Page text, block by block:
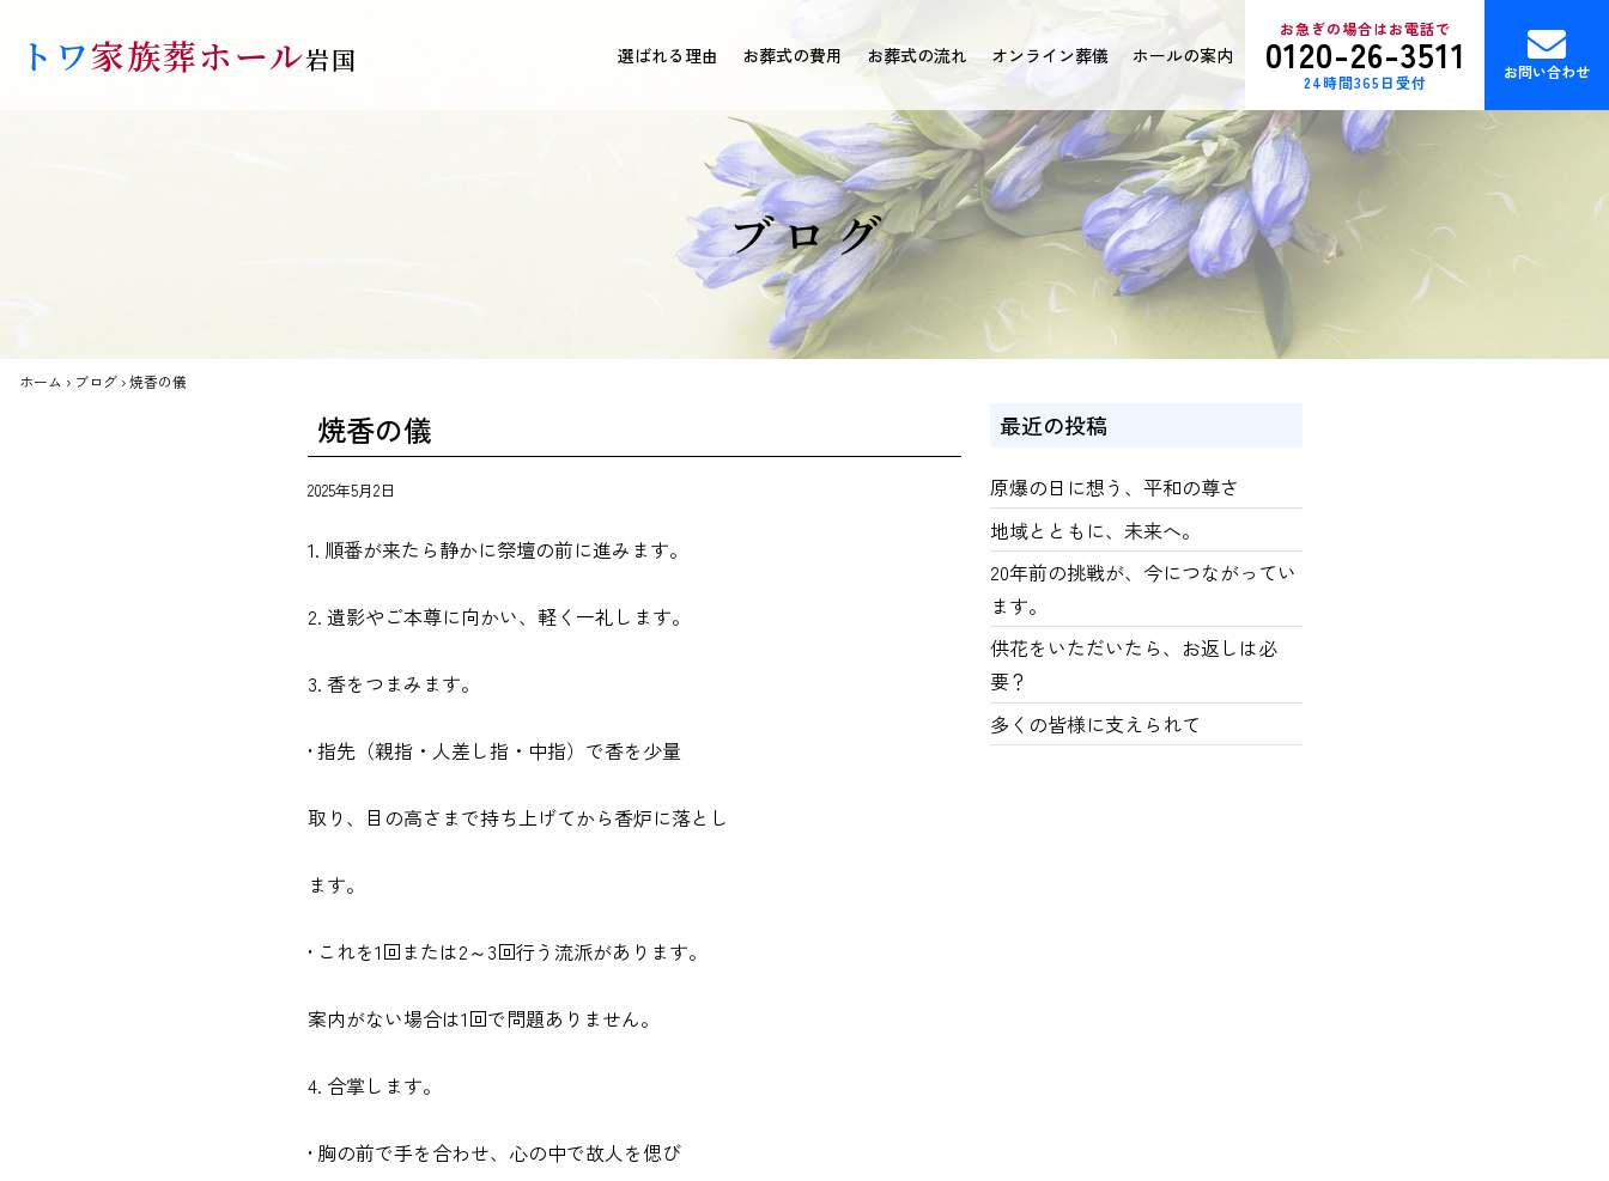
トワ家族葬ホール岩国 選ばれる理由 お葬式の費用 お葬式の流れ オンライン葬儀 ホールの案内
お急ぎの場合はお電話で
0120-26-3511
24時間365日受付
お問い合わせ
ブログ
ホーム › ブログ ›焼香の儀
焼香の儀
2025年5月2日
1. 順番が来たら静かに祭壇の前に進みます。
2. 遺影やご本尊に向かい、軽く一礼します。
3. 香をつまみます。
• 指先（親指・人差し指・中指）で香を少量
取り、目の高さまで持ち上げてから香炉に落とし
ます。
• これを1回または2～3回行う流派があります。
案内がない場合は1回で問題ありません。
4. 合掌します。
• 胸の前で手を合わせ、心の中で故人を偲び
最近の投稿
原爆の日に想う、平和の尊さ
地域とともに、未来へ。
20年前の挑戦が、今につながってい
ます。
供花をいただいたら、お返しは必
要？
多くの皆様に支えられて